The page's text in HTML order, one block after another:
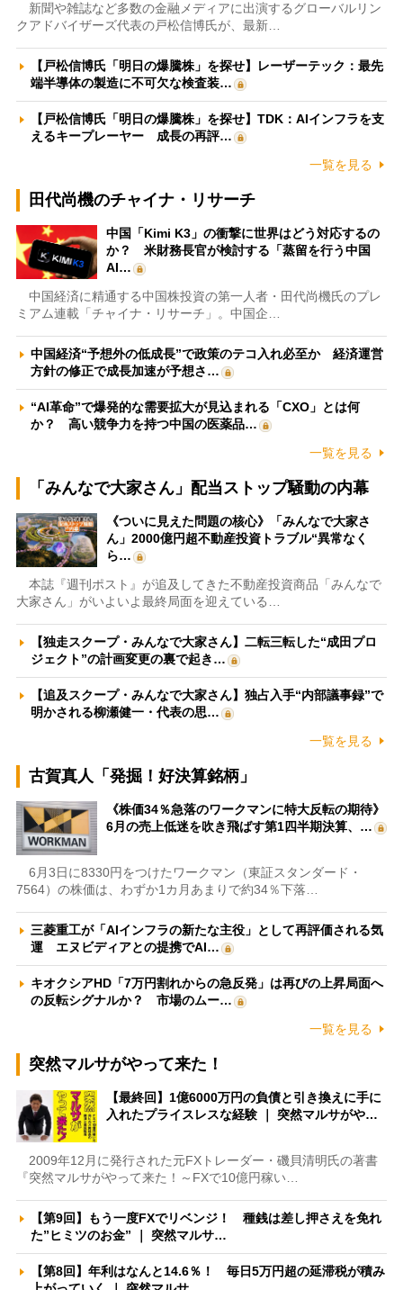
新聞や雑誌など多数の金融メディアに出演するグローバルリン
クアドバイザーズ代表の戸松信博氏が、最新…
【戸松信博氏「明日の爆騰株」を探せ】レーザーテック：最先
端半導体の製造に不可欠な検査装…
【戸松信博氏「明日の爆騰株」を探せ】TDK：AIインフラを支
えるキープレーヤー 成長の再評…
一覧を見る
田代尚機のチャイナ・リサーチ
中国「Kimi K3」の衝撃に世界はどう対応するの
か？ 米財務長官が検討する「蒸留を行う中国
AI…
中国経済に精通する中国株投資の第一人者・田代尚機氏のプレ
ミアム連載「チャイナ・リサーチ」。中国企…
中国経済“予想外の低成長”で政策のテコ入れ必至か 経済運営
方針の修正で成長加速が予想さ…
“AI革命”で爆発的な需要拡大が見込まれる「CXO」とは何
か？ 高い競争力を持つ中国の医薬品…
一覧を見る
「みんなで大家さん」配当ストップ騒動の内幕
《ついに見えた問題の核心》「みんなで大家さ
ん」2000億円超不動産投資トラブル“異常なく
ら…
本誌『週刊ポスト』が追及してきた不動産投資商品「みんなで
大家さん」がいよいよ最終局面を迎えている…
【独走スクープ・みんなで大家さん】二転三転した“成田プロ
ジェクト”の計画変更の裏で起き…
【追及スクープ・みんなで大家さん】独占入手“内部議事録”で
明かされる柳瀬健一・代表の思…
一覧を見る
古賀真人「発掘！好決算銘柄」
《株価34％急落のワークマンに特大反転の期待》
6月の売上低迷を吹き飛ばす第1四半期決算、…
6月3日に8330円をつけたワークマン（東証スタンダード・
7564）の株価は、わずか1カ月あまりで約34％下落…
三菱重工が「AIインフラの新たな主役」として再評価される気
運 エヌビディアとの提携でAI…
キオクシアHD「7万円割れからの急反発」は再びの上昇局面へ
の反転シグナルか？ 市場のムー…
一覧を見る
突然マルサがやって来た！
【最終回】1億6000万円の負債と引き換えに手に
入れたプライスレスな経験 ｜ 突然マルサがや…
2009年12月に発行された元FXトレーダー・磯貝清明氏の著書
『突然マルサがやって来た！～FXで10億円稼い…
【第9回】もう一度FXでリベンジ！ 種銭は差し押さえを免れ
た”ヒミツのお金” ｜ 突然マルサ…
【第8回】年利はなんと14.6％！ 毎日5万円超の延滞税が積み